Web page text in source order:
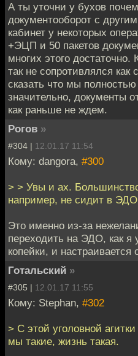
А ты уточни у бухов
документооборот с
кабинет у некоторых
+ЭЦП и 50 пакетов
многих этого достаточно.
так не сопротивлялся как
сказать что мы
значительно, документы
как раньше не ждем.
Рогов »
#304 | 12.01.17 11:54
Кому: dangora, #300
> > Увы и ах.
например, не сидит в
Это именно из-за
переходить на ЭДО, как
копейки, и настраивается
Готальский »
#305 | 12.01.17 11:55
Кому: Stephan, #302
> С этой уголовной
мы такие, жизнь такая.